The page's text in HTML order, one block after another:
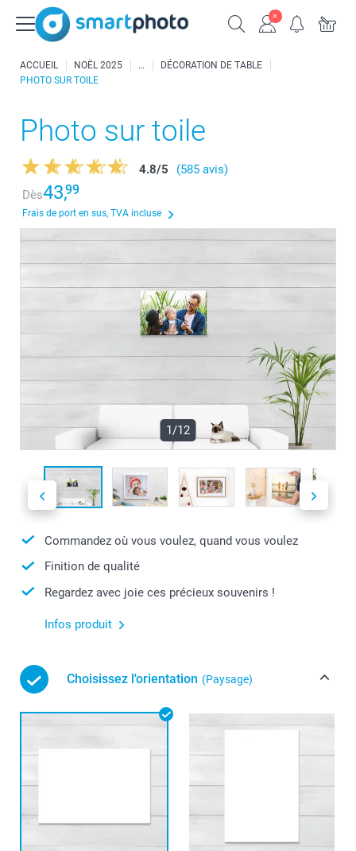
ACCUEIL NOËL 2025
DÉCORATION DE TABLE
PHOTO SUR TOILE
Photo sur toile
4.8/5
(585 avis)
Dès43,99
Frais de port en sus, TVA incluse
1/12
Commandez où vous voulez, quand vous voulez
Finition de qualité
Regardez avec joie ces précieux souvenirs !
Infos produit
Choisissez l'orientation (Paysage)